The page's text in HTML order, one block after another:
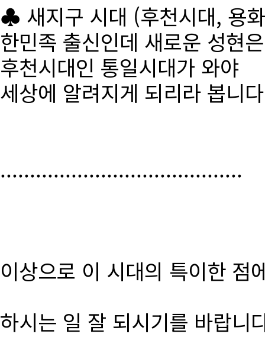
♣ 새지구 시대 (후천시대, 용
한민족 출신인데 새로운 성현
후천시대인 통일시대가 와야
세상에 알려지게 되리라 봅니
.........................................
이상으로 이 시대의 특이한 점
하시는 일 잘 되시기를 바랍니